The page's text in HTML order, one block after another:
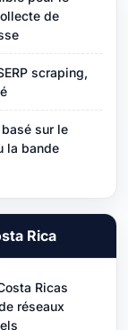
de
scraping,
sur le
la bande
Rica
Ricas
réseaux